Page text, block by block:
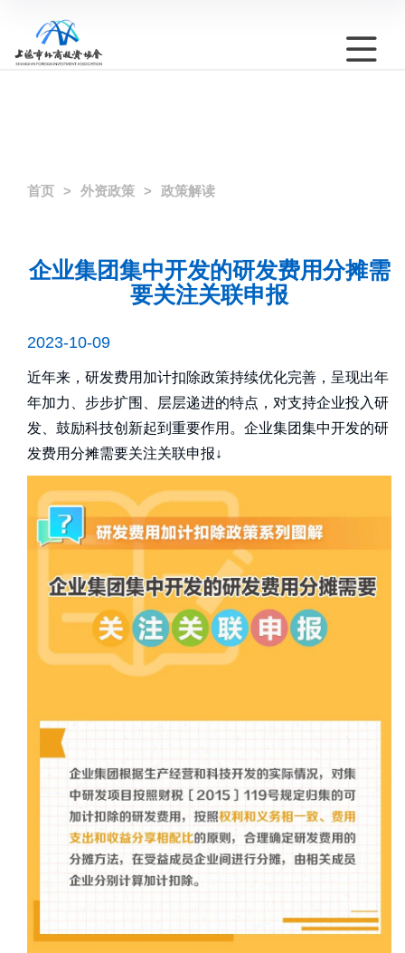
首页 外资政策 政策解读
企业集团集中开发的研发费用分摊需
要关注关联申报
2023-10-09
近年来，研发费用加计扣除政策持续优化完善，呈现出年
年加力、步步扩围、层层递进的特点，对支持企业投入研
发、鼓励科技创新起到重要作用。企业集团集中开发的研
发费用分摊需要关注关联申报↓